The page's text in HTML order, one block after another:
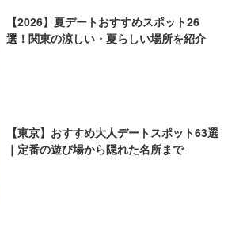
【2026】夏デートおすすめスポット26
選！関東の涼しい・夏らしい場所を紹介
【東京】おすすめ大人デートスポット63選
｜定番の遊び場から隠れた名所まで